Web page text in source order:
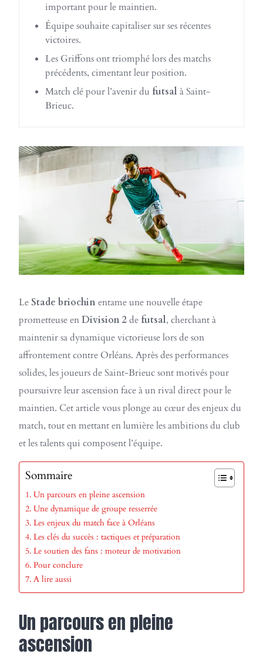
important pour le maintien.
Équipe souhaite capitaliser sur ses récentes
victoires.
Les Griffons ont triomphé lors des matchs
précédents, cimentant leur position.
Match clé pour l’avenir du futsal à Saint-
Brieuc.
Le Stade briochinentame une nouvelle étape
prometteuse enDivision 2de futsal, cherchant à
maintenir sa dynamique victorieuse lors de son
affrontement contre Orléans. Après des performances
solides, les joueurs de Saint-Brieuc sont motivés pour
poursuivre leur ascension face à un rival direct pour le
maintien. Cet article vous plonge au cœur des enjeux du
match, tout en mettant en lumière les ambitions du club
et les talents qui composent l’équipe.
Sommaire
Un parcours en pleine ascension
Une dynamique de groupe resserrée
Les enjeux du match face à Orléans
Les clés du succès : tactiques et préparation
Le soutien des fans : moteur de motivation
Pour conclure
A lire aussi
Un parcours en pleine
ascension